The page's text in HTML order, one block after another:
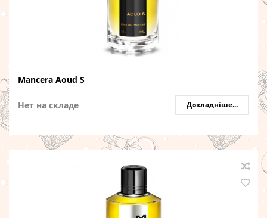
Mancera Aoud S
Нет на складе Докладніше...